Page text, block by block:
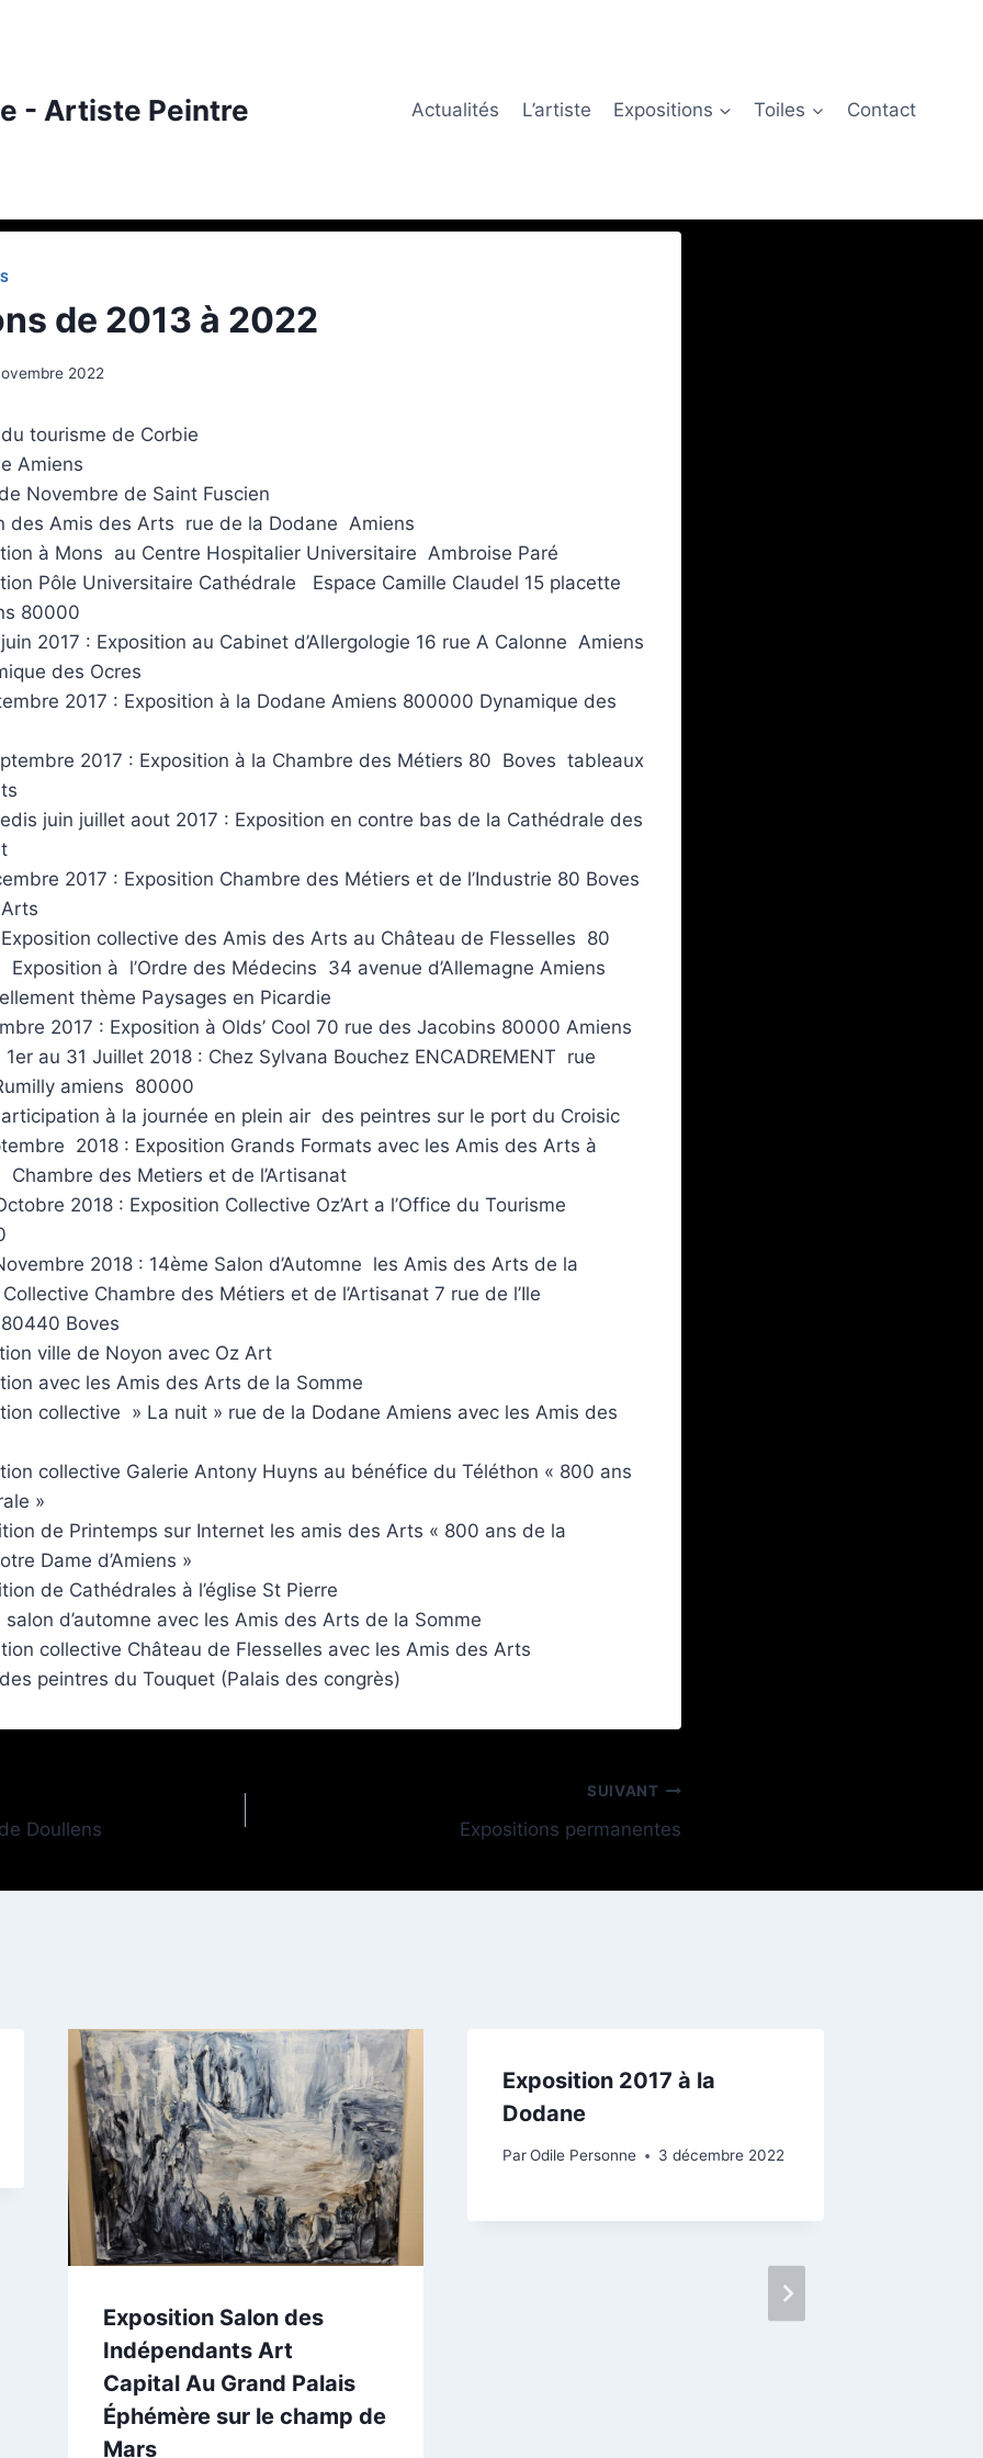
- Artiste Peintre Actualités L’artiste Expositions Toiles Contact
de 2013 à 2022
2022
tourisme de Corbie
Amiens
Novembre de Saint Fuscien
des Amis des Arts rue de la Dodane Amiens
à Mons au Centre Hospitalier Universitaire Ambroise Paré
Pôle Universitaire Cathédrale Espace Camille Claudel 15 placette
80000
2017 : Exposition au Cabinet d’Allergologie 16 rue A Calonne Amiens
des Ocres
2017 : Exposition à la Dodane Amiens 800000 Dynamique des
2017 : Exposition à la Chambre des Métiers 80 Boves tableaux
juin juillet aout 2017 : Exposition en contre bas de la Cathédrale des
2017 : Exposition Chambre des Métiers et de l’Industrie 80 Boves
collective des Amis des Arts au Château de Flesselles 80
Exposition à l’Ordre des Médecins 34 avenue d’Allemagne Amiens
thème Paysages en Picardie
2017 : Exposition à Olds’ Cool 70 rue des Jacobins 80000 Amiens
au 31 Juillet 2018 : Chez Sylvana Bouchez ENCADREMENT rue
amiens 80000
à la journée en plein air des peintres sur le port du Croisic
2018 : Exposition Grands Formats avec les Amis des Arts à
des Metiers et de l’Artisanat
2018 : Exposition Collective Oz’Art a l’Office du Tourisme
2018 : 14ème Salon d’Automne les Amis des Arts de la
Chambre des Métiers et de l’Artisanat 7 rue de l’Ile
Boves
ville de Noyon avec Oz Art
avec les Amis des Arts de la Somme
collective » La nuit » rue de la Dodane Amiens avec les Amis des
collective Galerie Antony Huyns au bénéfice du Téléthon « 800 ans
»
de Printemps sur Internet les amis des Arts « 800 ans de la
Dame d’Amiens »
de Cathédrales à l’église St Pierre
salon d’automne avec les Amis des Arts de la Somme
collective Château de Flesselles avec les Amis des Arts
peintres du Touquet (Palais des congrès)
Doullens
SUIVANT
Expositions permanentes
Exposition Salon des
Indépendants Art
Capital Au Grand Palais
Éphémère sur le champ de
Mars
Exposition 2017 à la
Dodane
Par Odile Personne 3 décembre 2022